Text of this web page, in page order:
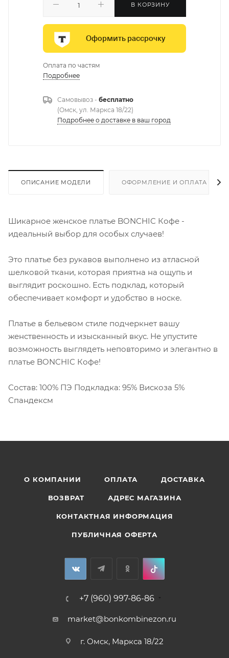
В КОРЗИНУ
Оформить рассрочку
Оплата по частям
Подробнее
Самовывоз - бесплатно
(Омск, ул. Маркса 18/22)
Подробнее о доставке в ваш город
ОПИСАНИЕ МОДЕЛИ ОФОРМЛЕНИЕ И ОПЛАТА
Шикарное женское платье BONCHIC Кофе -
идеальный выбор для особых случаев!
Это платье без рукавов выполнено из атласной
шелковой ткани, которая приятна на ощупь и
выглядит роскошно. Есть подклад, который
обеспечивает комфорт и удобство в носке.
Платье в бельевом стиле подчеркнет вашу
женственность и изысканный вкус. Не упустите
возможность выглядеть неповторимо и элегантно в
платье BONCHIC Кофе!
Состав: 100% ПЭ Подкладка: 95% Вискоза 5%
Спандексм
О КОМПАНИИ ОПЛАТА ДОСТАВКА
ВОЗВРАТ АДРЕС МАГАЗИНА
КОНТАКТНАЯ ИНФОРМАЦИЯ
ПУБЛИЧНАЯ ОФЕРТА
+7 (960) 997-86-86
market@bonkombinezon.ru
г. Омск, Маркса 18/22